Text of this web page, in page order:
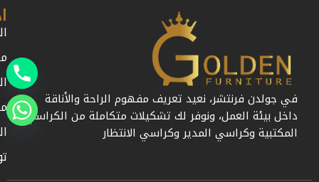
في جولدن فرنتشر، نعيد تعريف مفهوم الراحة والأناقة
داخل بيئة العمل، ونوفر لك تشكيلات متكاملة من الكراسي
المكتبية وكراسي المدير وكراسي الانتظار